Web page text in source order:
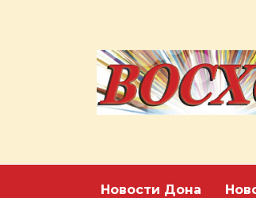
Новости Дона